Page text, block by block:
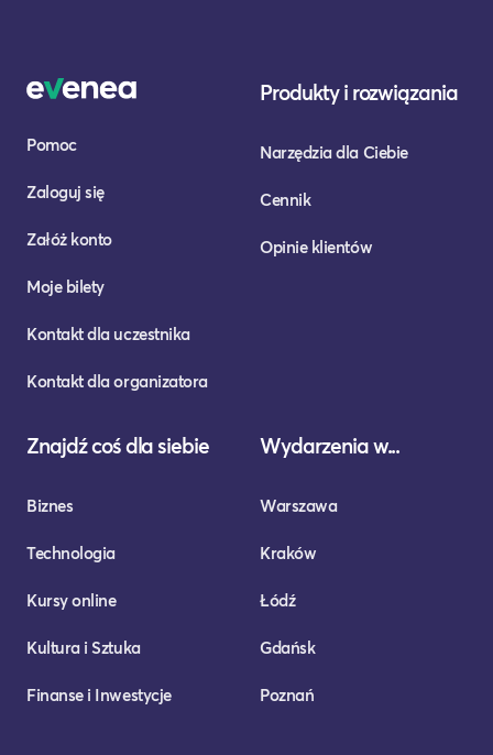
Pomoc
Zaloguj się
Załóż konto
Moje bilety
Kontakt dla uczestnika
Kontakt dla organizatora
Produkty i rozwiązania
Narzędzia dla Ciebie
Cennik
Opinie klientów
Znajdź coś dla siebie
Biznes
Technologia
Kursy online
Kultura i Sztuka
Finanse i Inwestycje
Wydarzenia w...
Warszawa
Kraków
Łódź
Gdańsk
Poznań